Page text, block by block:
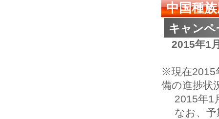
中国種
キャンペ
2015年1
※現在2015
備の進捗状
2015年1
なお、予